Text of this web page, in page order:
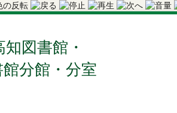
図書館・
分館・分室